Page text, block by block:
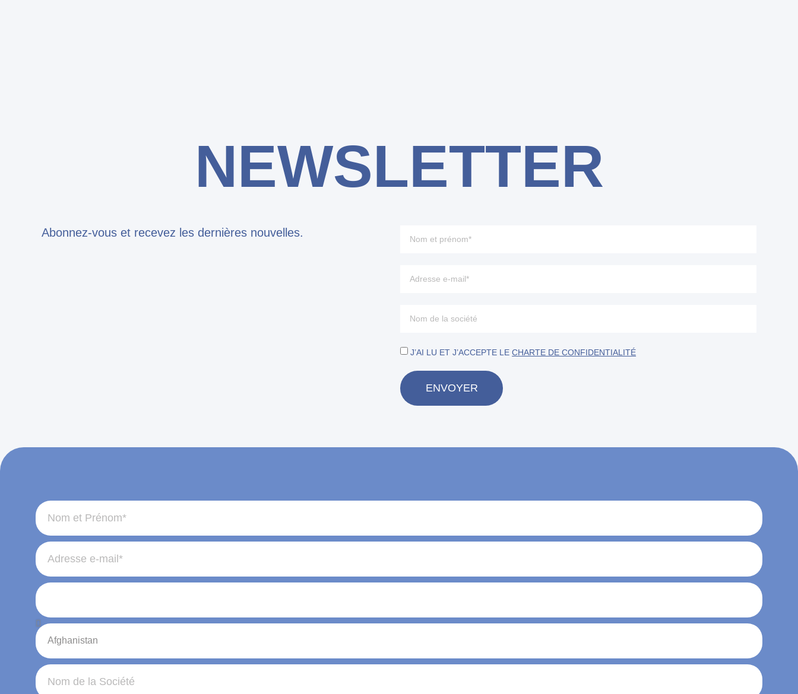
NEWSLETTER
Abonnez-vous et recevez les dernières nouvelles.
J’AI LU ET J’ACCEPTE LECHARTE DE CONFIDENTIALITÉ
ENVOYER